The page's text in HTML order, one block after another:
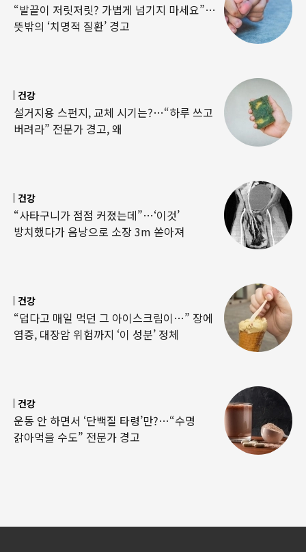
“발끝이 저릿저릿? 가볍게 넘기지 마세요”…
뜻밖의 ‘치명적 질환’ 경고
건강
설거지용 스펀지, 교체 시기는?…“하루 쓰고
버려라” 전문가 경고, 왜
건강
“사타구니가 점점 커졌는데”…‘이것’
방치했다가 음낭으로 소장 3m 쏟아져
건강
“덥다고 매일 먹던 그 아이스크림이…” 장에
염증, 대장암 위험까지 ‘이 성분’ 정체
건강
운동 안 하면서 ‘단백질 타령’만?…“수명
갉아먹을 수도” 전문가 경고